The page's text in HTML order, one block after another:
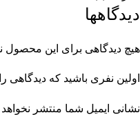
دیدگاهها
هیچ دیدگاهی برای این
اولین نفری باشید که دیدگاهی را ارسال می
نشانی ایمیل شما منتشر